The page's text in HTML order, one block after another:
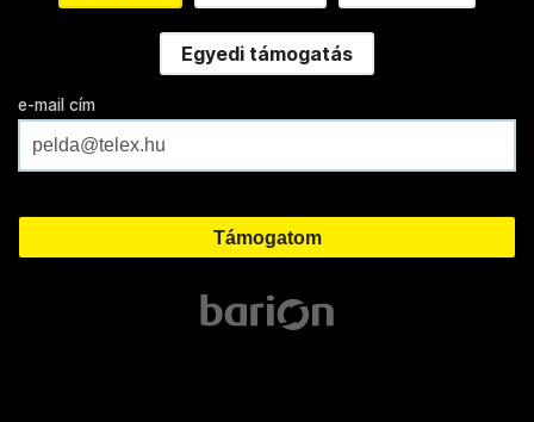
Egyedi támogatás
e-mail cím